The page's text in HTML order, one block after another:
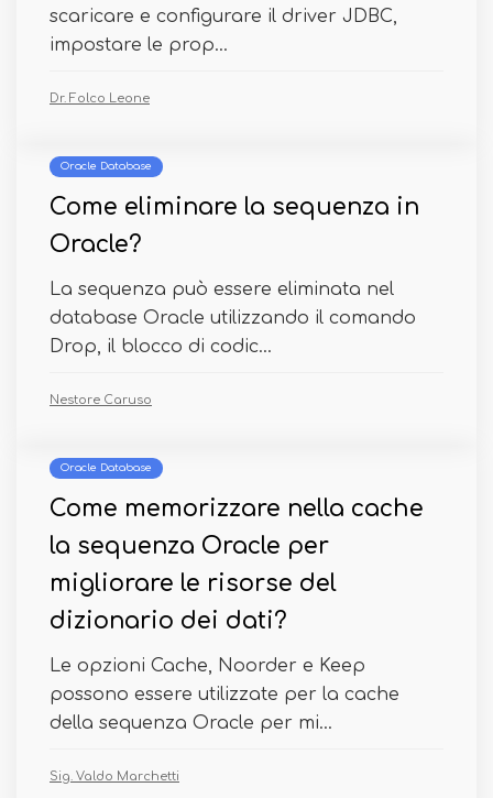
scaricare e configurare il driver JDBC,
impostare le prop...
Dr. Folco Leone
Oracle Database
Come eliminare la sequenza in
Oracle?
La sequenza può essere eliminata nel
database Oracle utilizzando il comando
Drop, il blocco di codic...
Nestore Caruso
Oracle Database
Come memorizzare nella cache
la sequenza Oracle per
migliorare le risorse del
dizionario dei dati?
Le opzioni Cache, Noorder e Keep
possono essere utilizzate per la cache
della sequenza Oracle per mi...
Sig. Valdo Marchetti